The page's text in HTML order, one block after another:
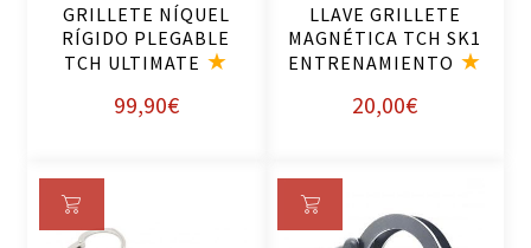
GRILLETE NÍQUEL
RÍGIDO PLEGABLE
TCH ULTIMATE
99,90€
to
LLAVE GRILLETE
MAGNÉTICA TCH SK1
ENTRENAMIENTO
20,00€
to
Añ Añ